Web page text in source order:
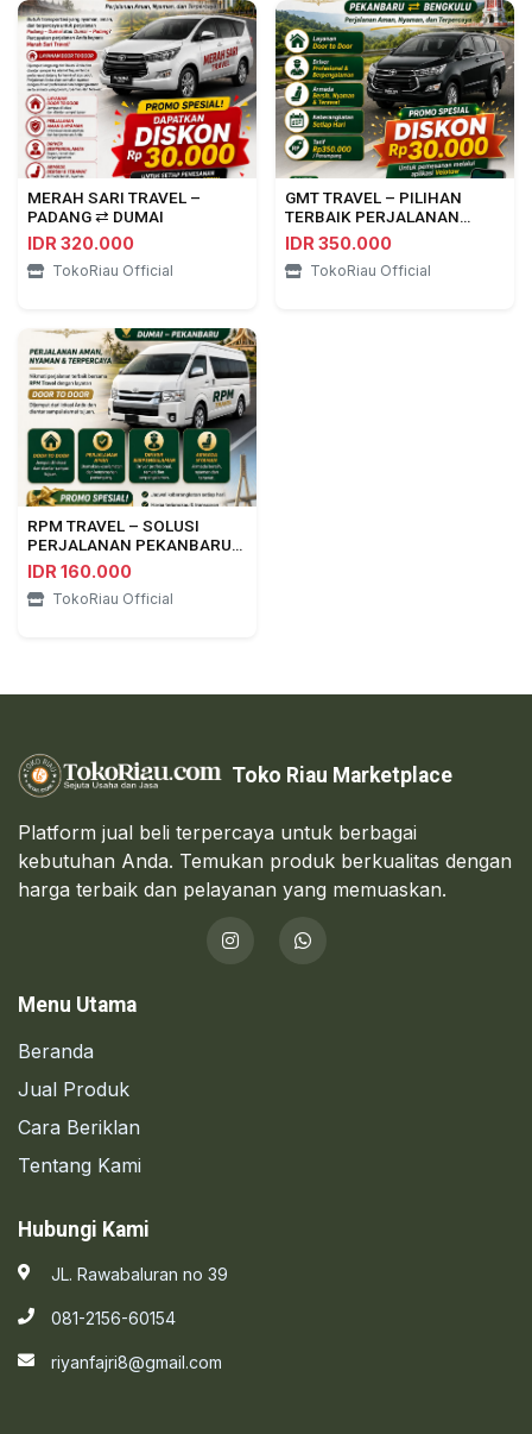
MERAH SARI TRAVEL –
PADANG ⇄ DUMAI
IDR 320.000
TokoRiau Official
GMT TRAVEL – PILIHAN
TERBAIK PERJALANAN
PEKANBARU ⇄ BENGKULU
IDR 350.000
TokoRiau Official
RPM TRAVEL – SOLUSI
PERJALANAN PEKANBARU
⇄ DUMAI
IDR 160.000
TokoRiau Official
Toko Riau Marketplace
Platform jual beli terpercaya untuk berbagai
kebutuhan Anda. Temukan produk berkualitas dengan
harga terbaik dan pelayanan yang memuaskan.
Menu Utama
Beranda
Jual Produk
Cara Beriklan
Tentang Kami
Hubungi Kami
JL. Rawabaluran no 39
081-2156-60154
riyanfajri8@gmail.com